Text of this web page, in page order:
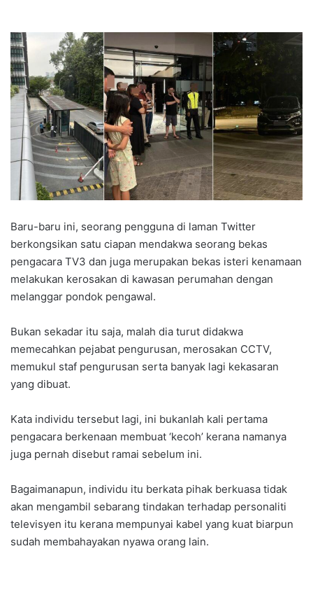
Baru-baru ini, seorang pengguna di laman Twitter
berkongsikan satu ciapan mendakwa seorang bekas
pengacara TV3 dan juga merupakan bekas isteri kenamaan
melakukan kerosakan di kawasan perumahan dengan
melanggar pondok pengawal.
Bukan sekadar itu saja, malah dia turut didakwa
memecahkan pejabat pengurusan, merosakan CCTV,
memukul staf pengurusan serta banyak lagi kekasaran
yang dibuat.
Kata individu tersebut lagi, ini bukanlah kali pertama
pengacara berkenaan membuat ‘kecoh’ kerana namanya
juga pernah disebut ramai sebelum ini.
Bagaimanapun, individu itu berkata pihak berkuasa tidak
akan mengambil sebarang tindakan terhadap personaliti
televisyen itu kerana mempunyai kabel yang kuat biarpun
sudah membahayakan nyawa orang lain.